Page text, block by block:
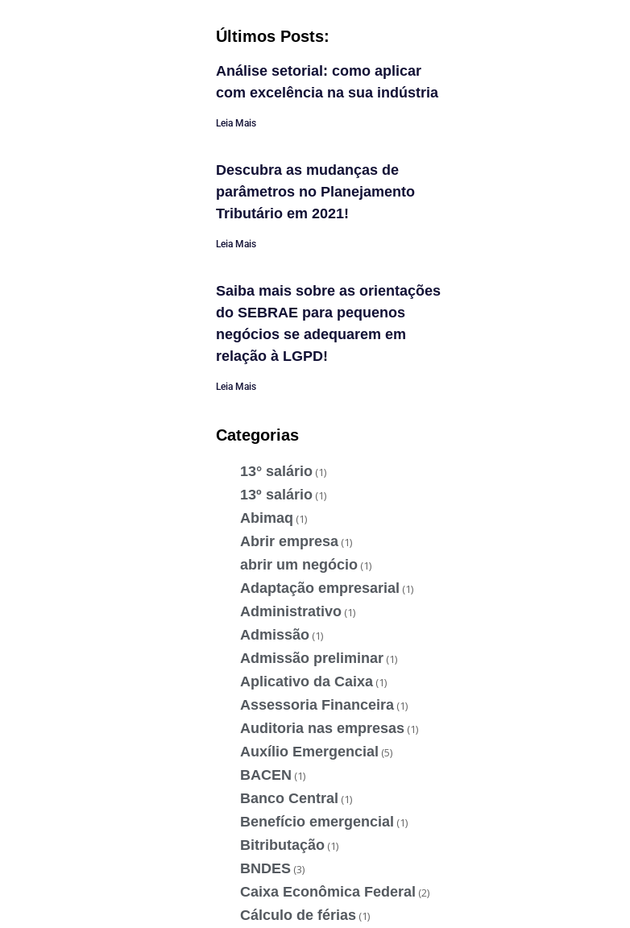
Últimos Posts:
Análise setorial: como aplicar
com excelência na sua indústria
Leia Mais
Descubra as mudanças de
parâmetros no Planejamento
Tributário em 2021!
Leia Mais
Saiba mais sobre as orientações
do SEBRAE para pequenos
negócios se adequarem em
relação à LGPD!
Leia Mais
Categorias
13° salário (1)
13º salário (1)
Abimaq (1)
Abrir empresa (1)
abrir um negócio (1)
Adaptação empresarial (1)
Administrativo (1)
Admissão (1)
Admissão preliminar (1)
Aplicativo da Caixa (1)
Assessoria Financeira (1)
Auditoria nas empresas (1)
Auxílio Emergencial (5)
BACEN (1)
Banco Central (1)
Benefício emergencial (1)
Bitributação (1)
BNDES (3)
Caixa Econômica Federal (2)
Cálculo de férias (1)